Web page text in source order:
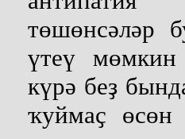
төшөнсәләр
үтеү
күрә беҙ
ҡуймаҫ